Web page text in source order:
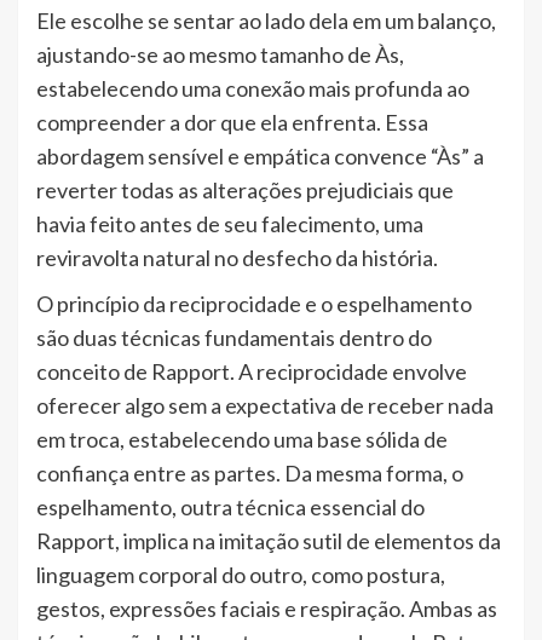
Ele escolhe se sentar ao lado dela em um balanço,
ajustando-se ao mesmo tamanho de Às,
estabelecendo uma conexão mais profunda ao
compreender a dor que ela enfrenta. Essa
abordagem sensível e empática convence “Às” a
reverter todas as alterações prejudiciais que
havia feito antes de seu falecimento, uma
reviravolta natural no desfecho da história.
O princípio da reciprocidade e o espelhamento
são duas técnicas fundamentais dentro do
conceito de Rapport. A reciprocidade envolve
oferecer algo sem a expectativa de receber nada
em troca, estabelecendo uma base sólida de
confiança entre as partes. Da mesma forma, o
espelhamento, outra técnica essencial do
Rapport, implica na imitação sutil de elementos da
linguagem corporal do outro, como postura,
gestos, expressões faciais e respiração. Ambas as